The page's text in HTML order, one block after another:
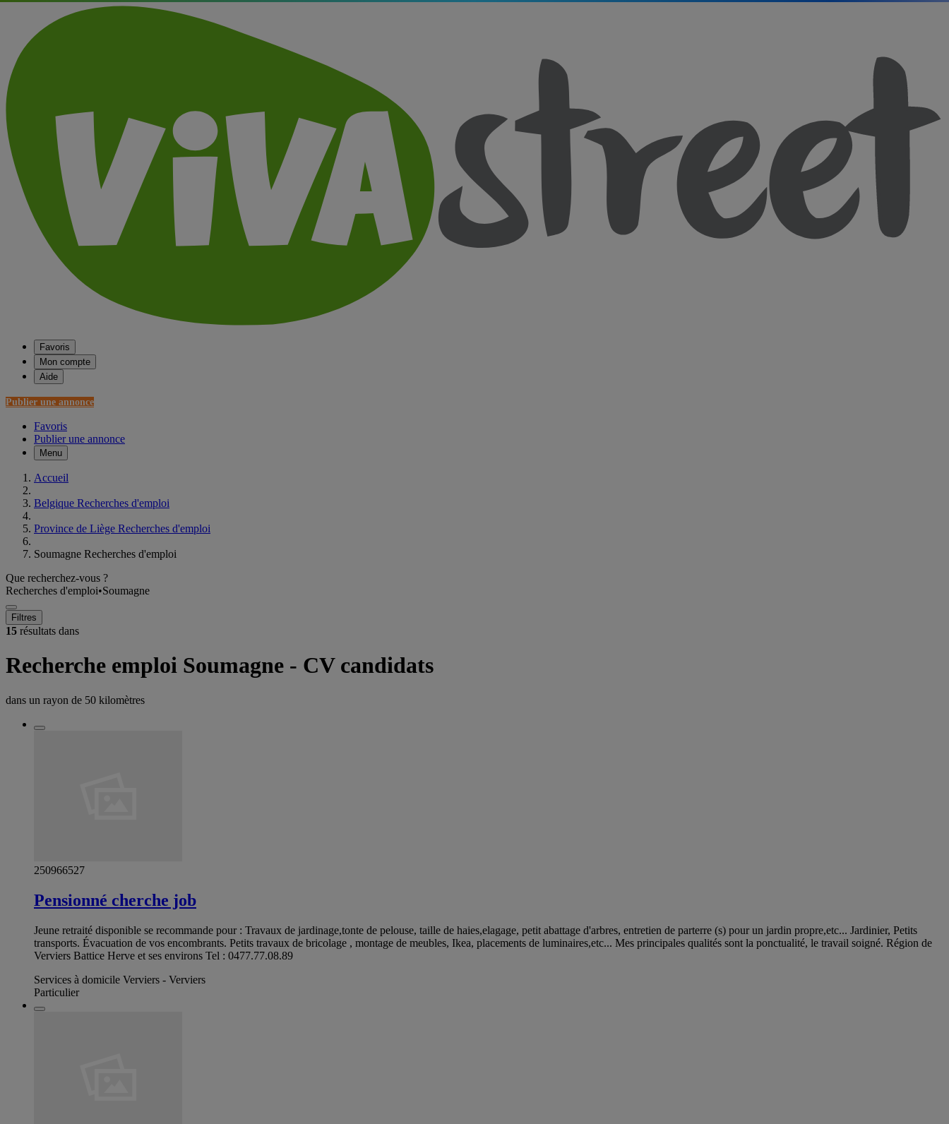
Favoris
Mon compte
Aide
Publier une annonce
Favoris
Publier une annonce
Menu
Accueil
Belgique Recherches d'emploi
Province de Liège Recherches d'emploi
Soumagne Recherches d'emploi
Que recherchez-vous ?
Recherches d'emploi•Soumagne
Filtres
15 résultats dans
Recherche emploi Soumagne - CV candidats
dans un rayon de 50 kilomètres
250966527
Pensionné cherche job
Jeune retraité disponible se recommande pour : Travaux de jardinage,tonte de pelouse, taille de haies,elagage, petit abattage d'arbres, entretien de parterre (s) pour un jardin propre,etc... Jardinier, Petits
transports. Évacuation de vos encombrants. Petits travaux de bricolage , montage de meubles, Ikea, placements de luminaires,etc... Mes principales qualités sont la ponctualité, le travail soigné. Région de
Verviers Battice Herve et ses environs Tel : 0477.77.08.89
Services à domicile Verviers - Verviers
Particulier